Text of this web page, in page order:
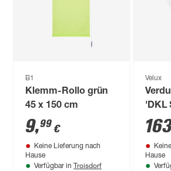
B1
Klemm-Rollo grün
45 x 150 cm
9,99 €
Keine Lieferung nach
Hause
Verfügbar in Troisdorf
Velux
'DKL
Hause